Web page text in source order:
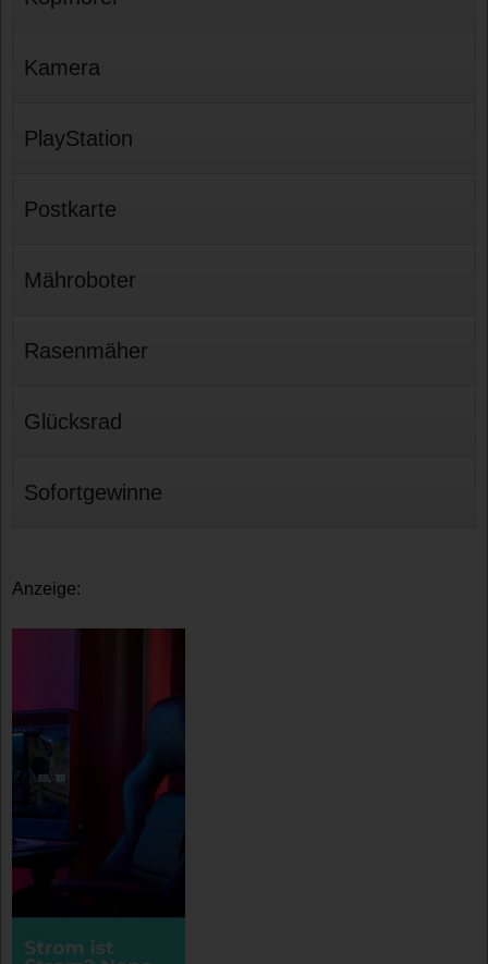
Kamera
PlayStation
Postkarte
Mähroboter
Rasenmäher
Glücksrad
Sofortgewinne
Anzeige: